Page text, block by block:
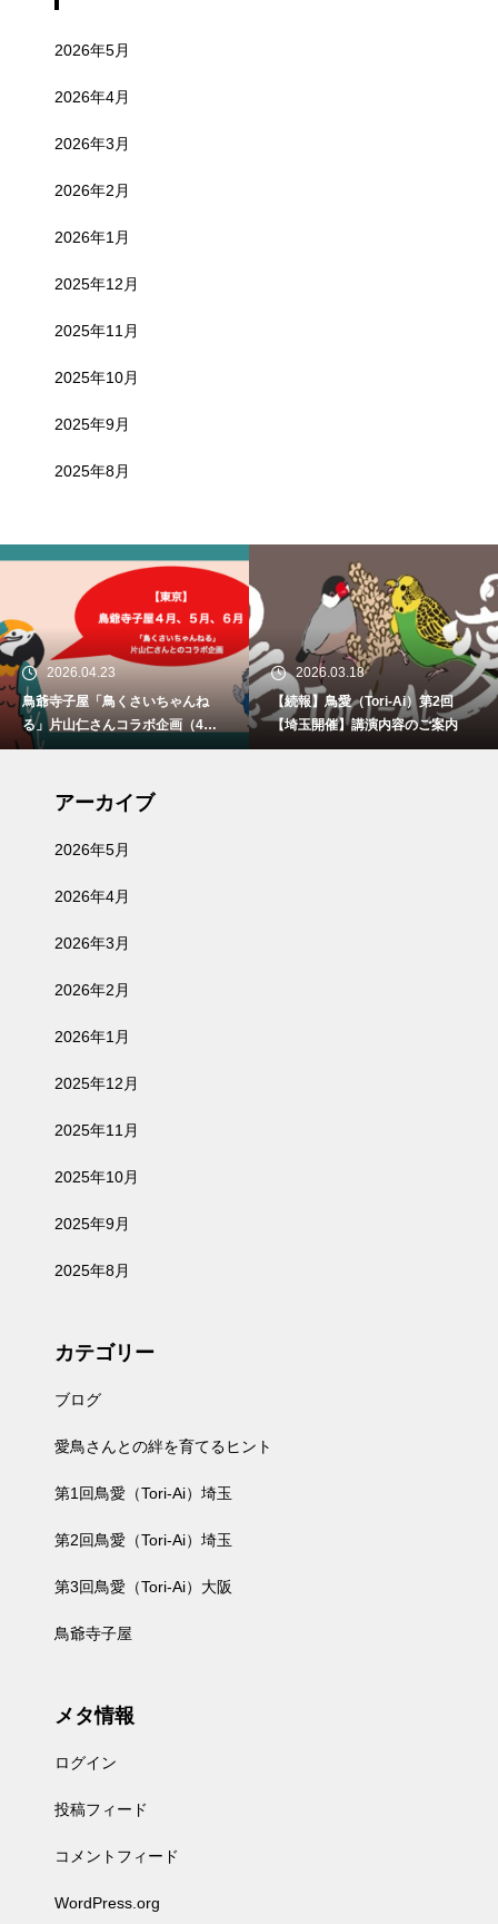
2026年5月
2026年4月
2026年3月
2026年2月
2026年1月
2025年12月
2025年11月
2025年10月
2025年9月
2025年8月
2026.04.23
鳥爺寺子屋「鳥くさいちゃんね
る」片山仁さんコラボ企画（4月2
9日、5月30日、6月21日）開催
2026.03.18
【続報】鳥愛（Tori-Ai）第2回
【埼玉開催】講演内容のご案内
アーカイブ
2026年5月
2026年4月
2026年3月
2026年2月
2026年1月
2025年12月
2025年11月
2025年10月
2025年9月
2025年8月
カテゴリー
ブログ
愛鳥さんとの絆を育てるヒント
第1回鳥愛（Tori-Ai）埼玉
第2回鳥愛（Tori-Ai）埼玉
第3回鳥愛（Tori-Ai）大阪
鳥爺寺子屋
メタ情報
ログイン
投稿フィード
コメントフィード
WordPress.org